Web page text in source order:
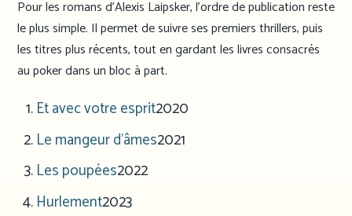
Pour les romans d’Alexis Laipsker, l’ordre de publication reste
le plus simple. Il permet de suivre ses premiers thrillers, puis
les titres plus récents, tout en gardant les livres consacrés
au poker dans un bloc à part.
Et avec votre esprit2020
Le mangeur d’âmes2021
Les poupées2022
Hurlement2023